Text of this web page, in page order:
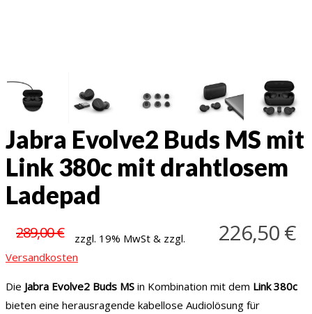
Jabra Evolve2 Buds MS mit
Link 380c mit drahtlosem
Ladepad
289,00€ 226,50€
zzgl. 19% MwSt & zzgl.
Versandkosten
Die Jabra Evolve2 Buds MS in Kombination mit dem Link 380c
bieten eine herausragende kabellose Audiolösung für